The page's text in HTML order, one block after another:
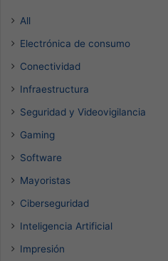
All
Electrónica de consumo
Conectividad
Infraestructura
Seguridad y Videovigilancia
Gaming
Software
Mayoristas
Ciberseguridad
Inteligencia Artificial
Impresión